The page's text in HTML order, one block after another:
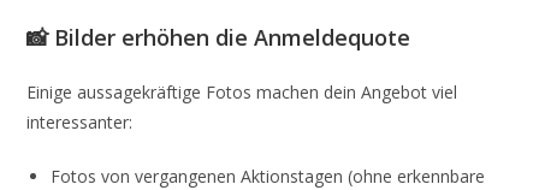
📸 Bilder erhöhen die Anmeldequote
Einige aussagekräftige Fotos machen dein Angebot viel
interessanter:
Fotos von vergangenen Aktionstagen (ohne erkennbare